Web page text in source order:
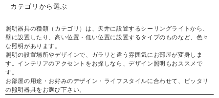
カテゴリから選ぶ
照明器具の種類（カテゴリ）は、天井に設置するシーリングライトから、
壁に設置したり、高い位置・低い位置に設置するタイプのものなど、色々
な照明があります。
照明の設置場所やデザインで、ガラリと違う雰囲気にお部屋が変身しま
す。インテリアのアクセントをお探しなら、デザイン照明もおススメで
す。
お部屋の用途・お好みのデザイン・ライフスタイルに合わせて、ピッタリ
の照明器具をお選び下さい。